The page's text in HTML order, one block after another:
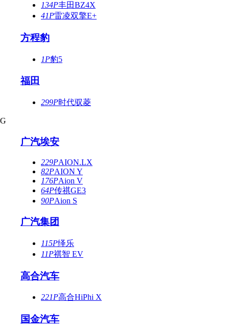
134P丰田BZ4X
41P雷凌双擎E+
方程豹
1P豹5
福田
299P时代驭菱
G
广汽埃安
229PAION.LX
82PAION Y
176PAion V
64P传祺GE3
90PAion S
广汽集团
115P绎乐
11P祺智 EV
高合汽车
221P高合HiPhi X
国金汽车